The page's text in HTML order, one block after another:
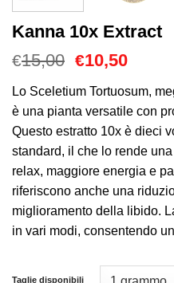
Kanna 10x Extract
€15,00 Il
originale
era:
€15,00.
€10,50Il
è:
Lo Sceletium Tortuosum,
è una pianta versatile con
Questo estratto 10x è dieci
standard, il che lo rende
relax, maggiore energia e
riferiscono anche una
miglioramento della libido.
in vari modi, consentendo
Taglie disponibili